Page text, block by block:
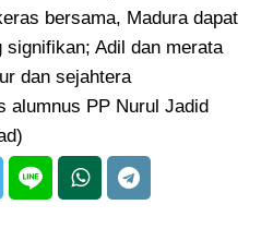
bersama, Madura dapat
signifikan; Adil dan merata
dan sejahtera
alumnus PP Nurul Jadid